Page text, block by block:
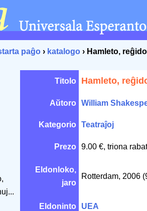
paĝo › katalogo › Hamleto,
Titolo Hamleto,
Aŭtoro William
Kategorio Teatraĵoj
Prezo 9.00 €, triona
Eldonloko,
jaro
Rotterdam, 2006
Eldoninto UEA